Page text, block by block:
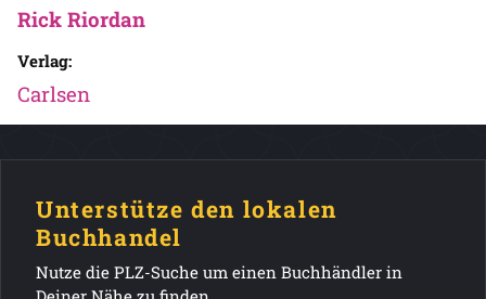
Rick Riordan
Verlag:
Carlsen
Unterstütze den lokalen
Buchhandel
Nutze die PLZ-Suche um einen Buchhändler in